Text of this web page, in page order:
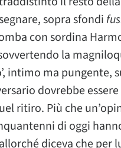
sopra sfondi
con sordina
la
intimo ma pungente,
dovrebbe
ritiro. Più che
di oggi
diceva che per